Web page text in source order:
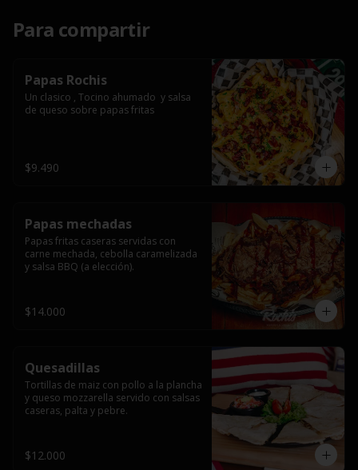
Para compartir
Papas Rochis
Un clasico , Tocino ahumado  y salsa
de queso sobre papas fritas
$9.490
Papas mechadas
Papas fritas caseras servidas con
carne mechada, cebolla caramelizada
y salsa BBQ (a elección).
$14.000
Quesadillas
Tortillas de maiz con pollo a la plancha
y queso mozzarella servido con salsas
caseras, palta y pebre.
$12.000